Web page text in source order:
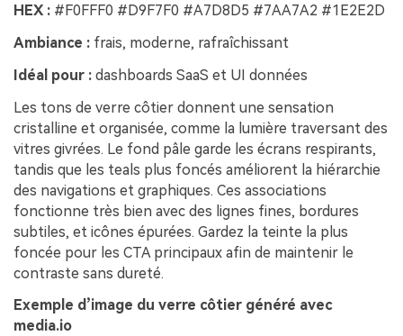
HEX : #F0FFF0 #D9F7F0 #A7D8D5 #7AA7A2 #1E2E2D
Ambiance : frais, moderne, rafraîchissant
Idéal pour : dashboards SaaS et UI données
Les tons de verre côtier donnent une sensation
cristalline et organisée, comme la lumière traversant des
vitres givrées. Le fond pâle garde les écrans respirants,
tandis que les teals plus foncés améliorent la hiérarchie
des navigations et graphiques. Ces associations
fonctionne très bien avec des lignes fines, bordures
subtiles, et icônes épurées. Gardez la teinte la plus
foncée pour les CTA principaux afin de maintenir le
contraste sans dureté.
Exemple d’image du verre côtier généré avec
media.io